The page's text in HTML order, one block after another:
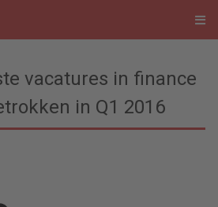
vacatures in finance
in Q1 2016